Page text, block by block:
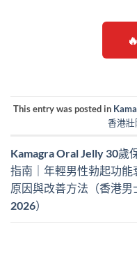
This entry was posted in
香港壯
Kamagra Oral Jelly 30歲
指南｜年輕男性勃起功能
原因與改善方法（香港男
2026）